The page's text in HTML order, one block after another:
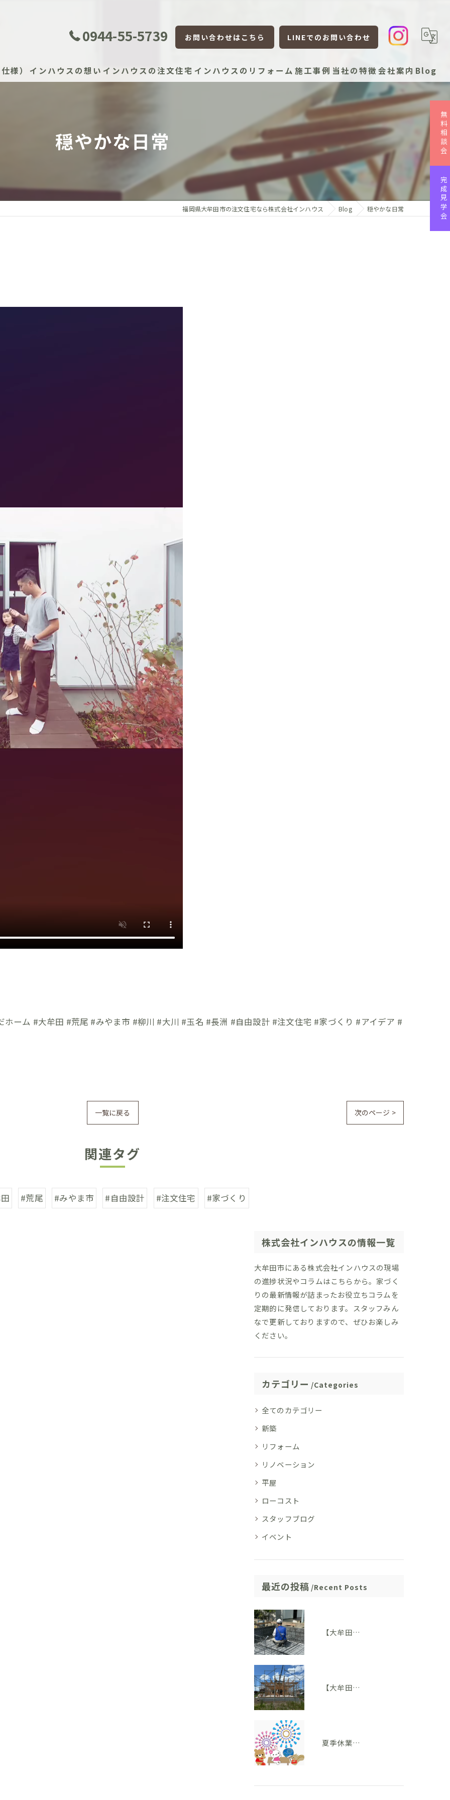
0944-55-5739 お問い合わせはこちら LINEでのお問い合わせ
様） インハウスの想い インハウスの注文住宅 インハウスのリフォーム 施工事例 当社の特徴
新築
リフォーム
リノベーション
平屋
ローコスト
会社案内 Blog
穏やかな日常
福岡県大牟田市の注文住宅なら株式会社インハウス Blog 穏やかな日常
ーム #大牟田 #荒尾 #みやま市 #柳川 #大川 #玉名 #長洲 #自由設計 #注文住宅 #家づくり #アイデア #
一覧に戻る 次のページ >
関連タグ
#荒尾 #みやま市 #自由設計 #注文住宅 #家づくり
株式会社インハウスの情報一覧
大牟田市にある株式会社インハウスの現場
の進捗状況やコラムはこちらから。家づく
りの最新情報が詰まったお役立ちコラムを
定期的に発信しております。スタッフみん
なで更新しておりますので、ぜひお楽しみ
ください。
カテゴリー Categories
全てのカテゴリー
新築
リフォーム
リノベーション
平屋
ローコスト
スタッフブログ
イベント
最近の投稿 Recent Posts
【大牟田市M様邸】配筋検査に適合しました。完成後には見えない部分も大切にしています
【大牟田市 T様邸】上棟を迎えました！いよいよ住まいの形が見えてきました
夏季休業のお知らせ
無料相談会
完成見学会